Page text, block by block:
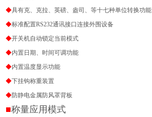
◆具有克、克拉、英磅、盎司、等十七种单位转换功能
◆标准配置RS232通讯接口连接外围设备
◆开关机自动锁定当前模式
◆内置日期、时间可调功能
◆内置温度显示功能
◆下挂钩称重装置
◆防静电金属防风罩背板
■称量应用模式